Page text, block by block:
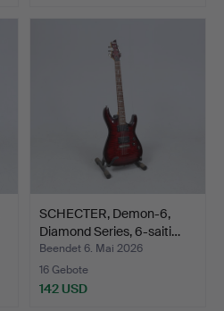
SCHECTER, Demon-6,
Diamond Series, 6-saiti…
Beendet 6. Mai 2026
16 Gebote
142 USD